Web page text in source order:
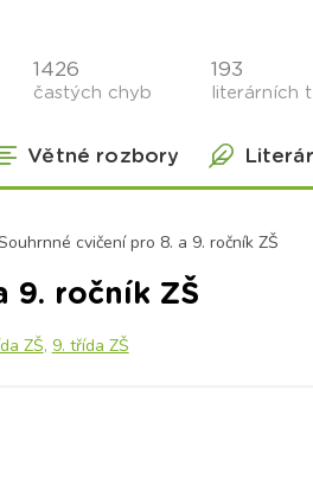
1426
častých chyb
193
literárních
Větné rozbory
cvičení pro 8. a 9. ročník ZŠ
9. ročník ZŠ
ZŠ, 9. třída ZŠ